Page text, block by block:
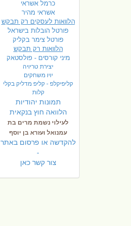
כרמל אשראי
אשראי מהיר
הלוואות לעסקים רק תבקש
פורטל הובלות בישראל
פורטל צימר בקליק
הלוואות רק תבקש
מיני קורסים - פולסטאק
יצירת טריויה
יויו משחקים
קליפיקלפ - קליפ מדליק בקלי
קלות
תמונות יהודיות
הלוואה חוץ בנקאית
לעילוי נשמת מרים בת
עמנואל ועזרא בן יוסף
להקדשה או פרסום באתר
-
צור קשר כאן